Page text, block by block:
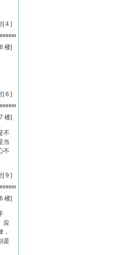
[4 ]
楼]
[6 ]
楼]
不
当
不
[9 ]
楼]
应
，
是